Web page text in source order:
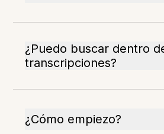
¿Puedo buscar dentro
transcripciones?
¿Cómo empiezo?